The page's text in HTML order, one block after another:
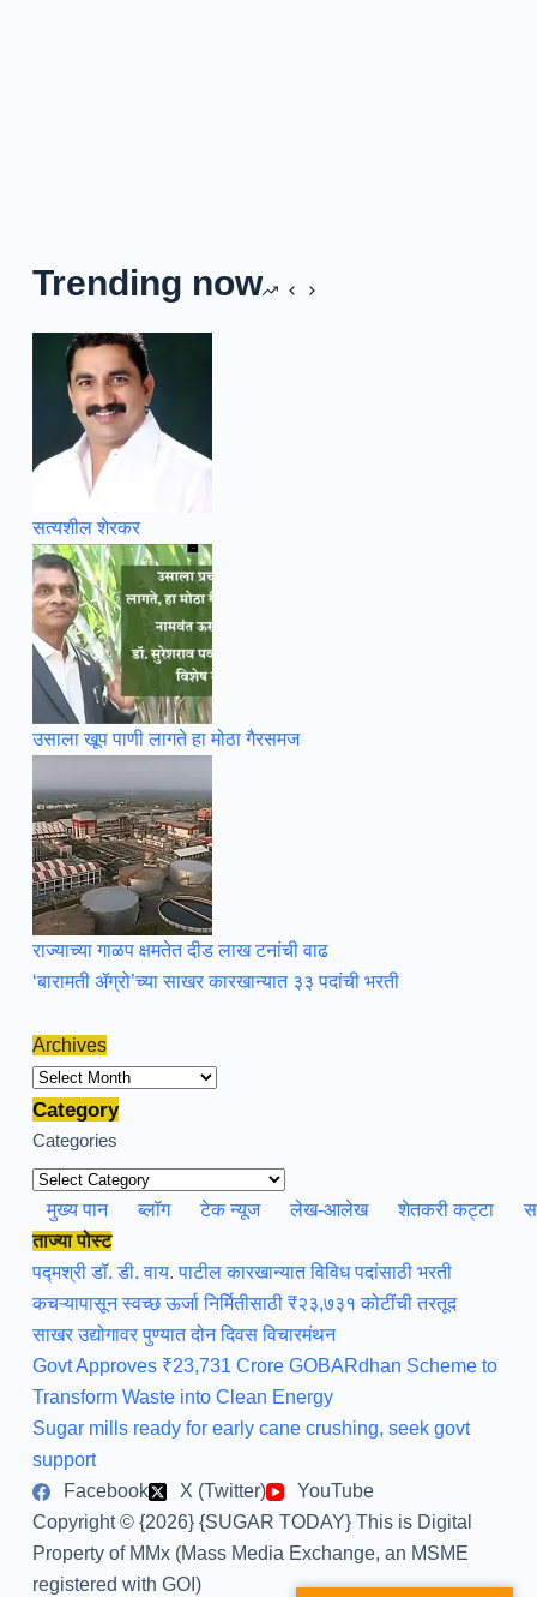
Trending now
सत्यशील शेरकर
उसाला खूप पाणी लागते हा मोठा गैरसमज
राज्याच्या गाळप क्षमतेत दीड लाख टनांची वाढ
‘बारामती ॲग्रो’च्या साखर कारखान्यात ३३ पदांची भरती
Archives
Archives
Category
Categories
मुख्य पान ब्लॉग टेक न्यूज लेख-आलेख शेतकरी कट्टा
ताज्या पोस्ट
पद्मश्री डॉ. डी. वाय. पाटील कारखान्यात विविध पदांसाठी भरती
कचऱ्यापासून स्वच्छ ऊर्जा निर्मितीसाठी ₹२३,७३१ कोटींची तरतूद
साखर उद्योगावर पुण्यात दोन दिवस विचारमंथन
Govt Approves ₹23,731 Crore GOBARdhan Scheme to
Transform Waste into Clean Energy
Sugar mills ready for early cane crushing, seek govt
support
Facebook
X (Twitter)
YouTube
Copyright © {2026} {SUGAR TODAY} This is Digital
Property of MMx (Mass Media Exchange, an MSME
registered with GOI)